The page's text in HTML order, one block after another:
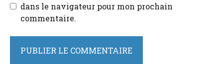
dans le navigateur pour mon prochain
commentaire.